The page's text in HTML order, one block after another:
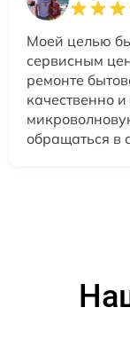
Моей целью
сервисным
ремонте
качественно
обращаться в